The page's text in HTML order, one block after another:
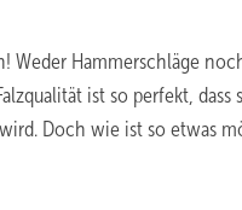
Weder Hammerschläge
ist so perfekt,
Doch wie ist so etwas